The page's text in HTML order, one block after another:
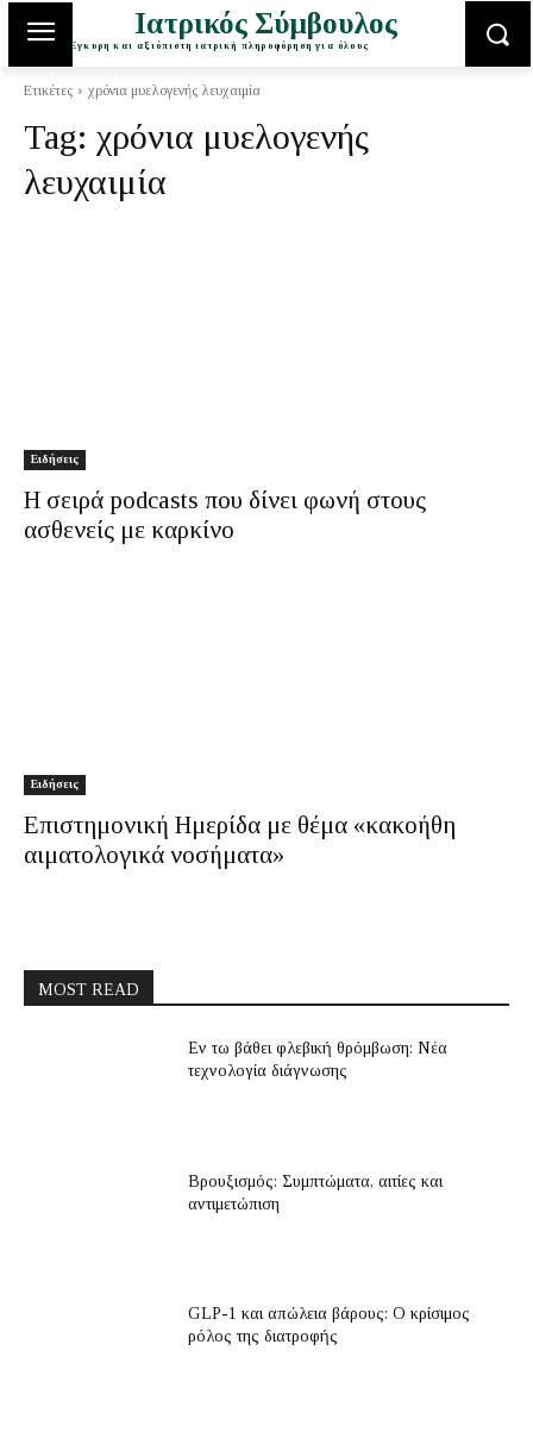
Ιατρικός Σύμβουλος
Έγκυρη και αξιόπιστη ιατρική πληροφόρηση για όλους
Ετικέτες χρόνια μυελογενής λευχαιμία
Tag: χρόνια μυελογενής
λευχαιμία
Ειδήσεις
Η σειρά podcasts που δίνει φωνή στους
ασθενείς με καρκίνο
Ειδήσεις
Επιστημονική Ημερίδα με θέμα «κακοήθη
αιματολογικά νοσήματα»
MOST READ
Εν τω βάθει φλεβική θρόμβωση: Νέα
τεχνολογία διάγνωσης
Βρουξισμός: Συμπτώματα, αιτίες και
αντιμετώπιση
GLP-1 και απώλεια βάρους: Ο κρίσιμος
ρόλος της διατροφής